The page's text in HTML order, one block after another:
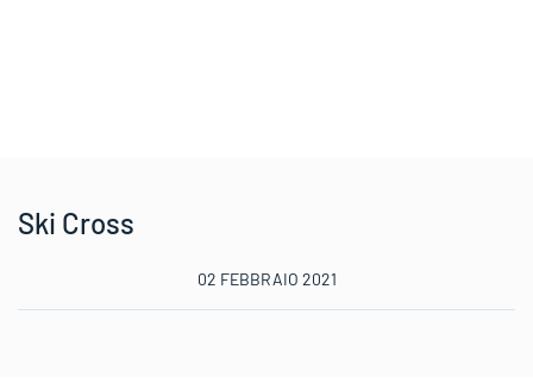
Ski Cross
02 FEBBRAIO 2021